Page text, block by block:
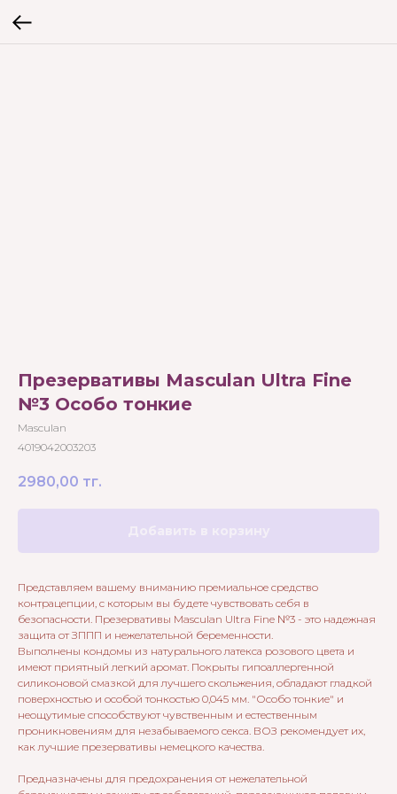
Презервативы Masculan Ultra Fine
№3 Особо тонкие
Masculan
4019042003203
2980,00 тг.
Представляем вашему вниманию премиальное средство
контрацепции, с которым вы будете чувствовать себя в
безопасности. Презервативы Masculan Ultra Fine №3 - это надежная
защита от ЗППП и нежелательной беременности.
Выполнены кондомы из натурального латекса розового цвета и
имеют приятный легкий аромат. Покрыты гипоаллергенной
силиконовой смазкой для лучшего скольжения, обладают гладкой
поверхностью и особой тонкостью 0,045 мм. "Особо тонкие" и
неощутимые способствуют чувственным и естественным
проникновениям для незабываемого секса. ВОЗ рекомендует их,
как лучшие презервативы немецкого качества.
Предназначены для предохранения от нежелательной